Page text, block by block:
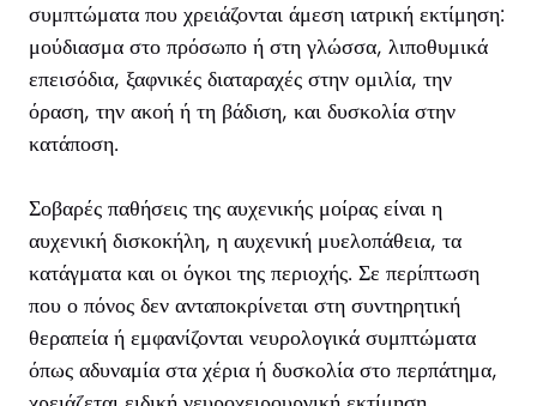
συμπτώματα που χρειάζονται άμεση ιατρική εκτίμηση:
μούδιασμα στο πρόσωπο ή στη γλώσσα, λιποθυμικά
επεισόδια, ξαφνικές διαταραχές στην ομιλία, την
όραση, την ακοή ή τη βάδιση, και δυσκολία στην
κατάποση.
Σοβαρές παθήσεις της αυχενικής μοίρας είναι η
αυχενική δισκοκήλη, η αυχενική μυελοπάθεια, τα
κατάγματα και οι όγκοι της περιοχής. Σε περίπτωση
που ο πόνος δεν ανταποκρίνεται στη συντηρητική
θεραπεία ή εμφανίζονται νευρολογικά συμπτώματα
όπως αδυναμία στα χέρια ή δυσκολία στο περπάτημα,